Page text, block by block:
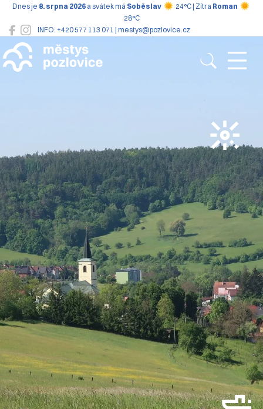
INFO: +420 577 113 071 | mestys@pozlovice.cz
Dnes je 8. srpna 2026 a svátek má Soběslav 24°C | Zítra Roman
28°C
Pozlovice